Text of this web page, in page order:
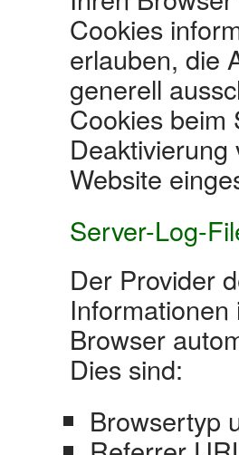
Cookies
erlauben, die
generell
Cookies beim
Website
Server-Log-
Der Provider
Browser
Dies sind:
Browsertyp